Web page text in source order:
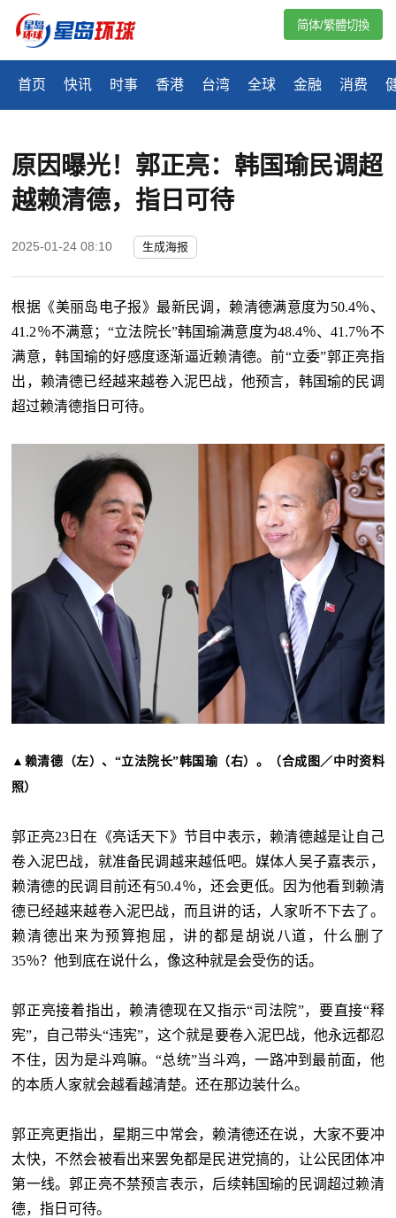
首页 快讯 时事 香港 台湾 全球 金融 消费
简体/繁體切換
原因曝光！郭正亮：韩国瑜民调超
越赖清德，指日可待
2025-01-24 08:10 生成海报
根据《美丽岛电子报》最新民调，赖清德满意度为50.4％、
41.2％不满意；“立法院长”韩国瑜满意度为48.4％、41.7％不
满意，韩国瑜的好感度逐渐逼近赖清德。前“立委”郭正亮指
出，赖清德已经越来越卷入泥巴战，他预言，韩国瑜的民调
超过赖清德指日可待。
▲ 赖清德（左）、“立法院长”韩国瑜（右）。（合成图／中时资料
照）
郭正亮23日在《亮话天下》节目中表示，赖清德越是让自己
卷入泥巴战，就准备民调越来越低吧。媒体人吴子嘉表示，
赖清德的民调目前还有50.4％，还会更低。因为他看到赖清
德已经越来越卷入泥巴战，而且讲的话，人家听不下去了。
赖清德出来为预算抱屈，讲的都是胡说八道，什么删了
35％？他到底在说什么，像这种就是会受伤的话。
郭正亮接着指出，赖清德现在又指示“司法院”，要直接“释
宪”，自己带头“违宪”，这个就是要卷入泥巴战，他永远都忍
不住，因为是斗鸡嘛。“总统”当斗鸡，一路冲到最前面，他
的本质人家就会越看越清楚。还在那边装什么。
郭正亮更指出，星期三中常会，赖清德还在说，大家不要冲
太快，不然会被看出来罢免都是民进党搞的，让公民团体冲
第一线。郭正亮不禁预言表示，后续韩国瑜的民调超过赖清
德，指日可待。